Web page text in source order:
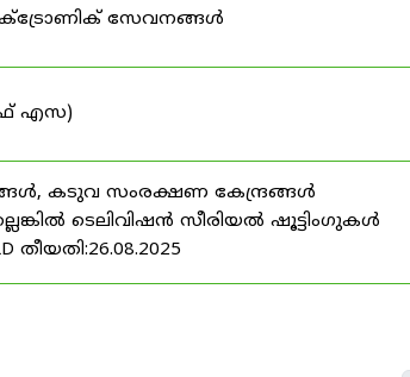
സേവനങ്ങൾ
എസ)
കടുവ സംരക്ഷണ കേന്ദ്രങ്ങൾ
ടെലിവിഷൻ സീരിയൽ ഷൂട്ടിംഗുകൾ
തീയതി:26.08.2025